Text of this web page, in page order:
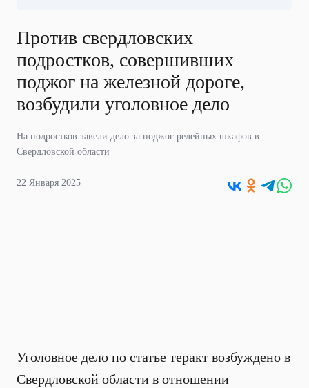
Против свердловских
подростков, совершивших
поджог на железной дороге,
возбудили уголовное дело
На подростков завели дело за поджог релейных шкафов в
Свердловской области
22 Января 2025
Уголовное дело по статье теракт возбуждено в
Свердловской области в отношении